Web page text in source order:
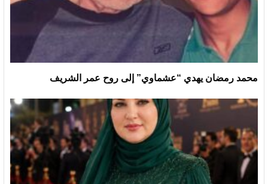
محمد رمضان يهدي “عشماوي” إلى روح عمر الشريف